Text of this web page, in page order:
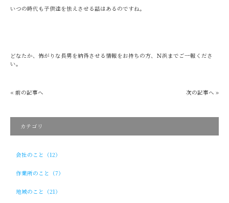
いつの時代も子供達を怯えさせる話はあるのですね。
どなたか、怖がりな長男を納得させる情報をお持ちの方、Ｎ浜までご一報くださ
い。
« 前の記事へ 次の記事へ »
カテゴリ
会社のこと（12）
作業所のこと（7）
地域のこと（21）